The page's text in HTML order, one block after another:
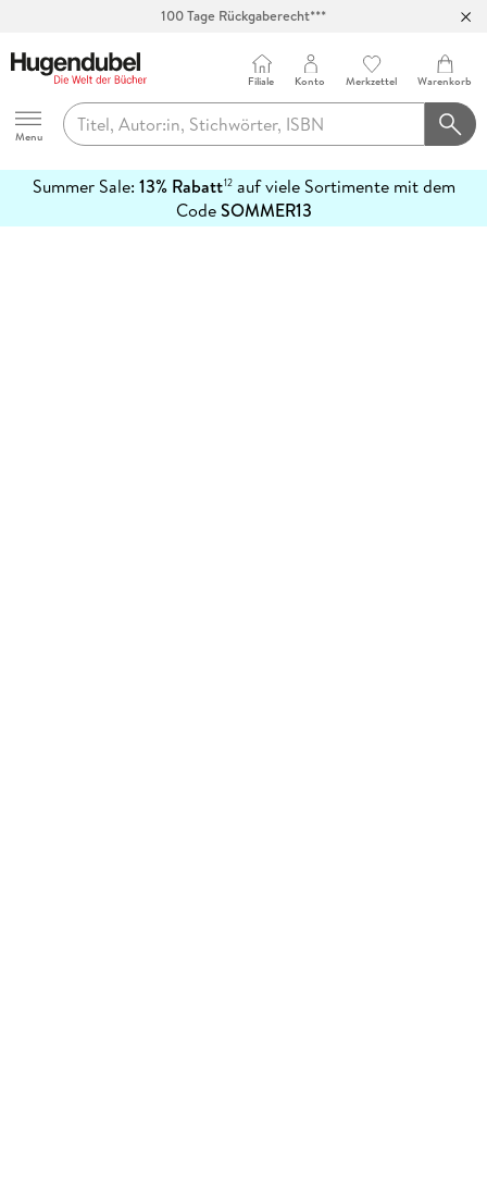
100 Tage Rückgaberecht***
Hugendubel
Menu
Filiale Konto Merkzettel Warenkorb
Summer Sale: 13% Rabatt12auf viele Sortimente mit dem
CodeSOMMER13
erfahren